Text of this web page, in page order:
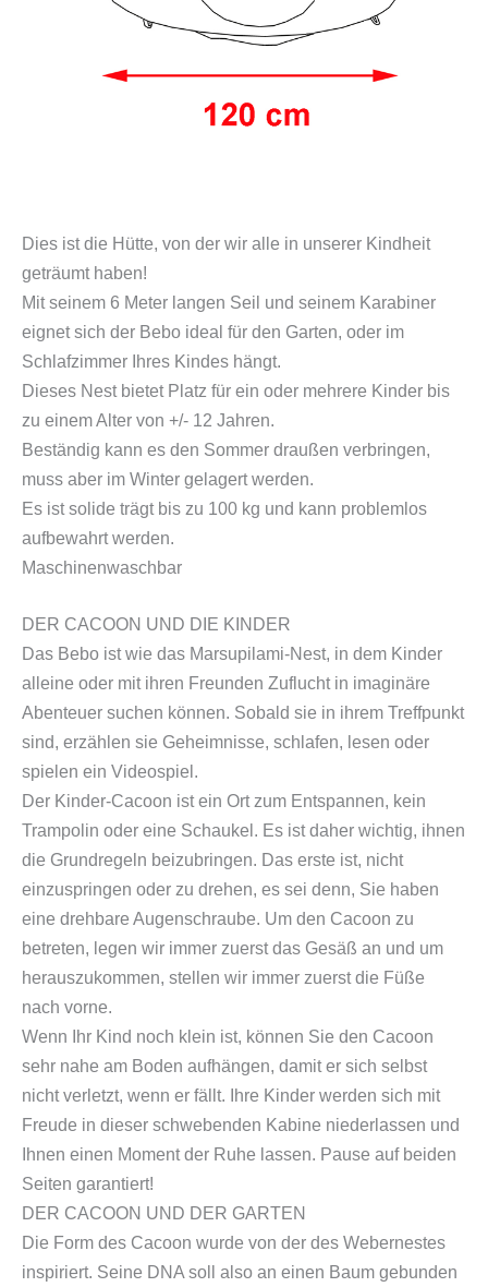
Dies ist die Hütte, von der wir alle in unserer Kindheit
geträumt haben!
Mit seinem 6 Meter langen Seil und seinem Karabiner
eignet sich der Bebo ideal für den Garten, oder im
Schlafzimmer Ihres Kindes hängt.
Dieses Nest bietet Platz für ein oder mehrere Kinder bis
zu einem Alter von +/- 12 Jahren.
Beständig kann es den Sommer draußen verbringen,
muss aber im Winter gelagert werden.
Es ist solide trägt bis zu 100 kg und kann problemlos
aufbewahrt werden.
Maschinenwaschbar
DER CACOON UND DIE KINDER
Das Bebo ist wie das Marsupilami-Nest, in dem Kinder
alleine oder mit ihren Freunden Zuflucht in imaginäre
Abenteuer suchen können. Sobald sie in ihrem Treffpunkt
sind, erzählen sie Geheimnisse, schlafen, lesen oder
spielen ein Videospiel.
Der Kinder-Cacoon ist ein Ort zum Entspannen, kein
Trampolin oder eine Schaukel. Es ist daher wichtig, ihnen
die Grundregeln beizubringen. Das erste ist, nicht
einzuspringen oder zu drehen, es sei denn, Sie haben
eine drehbare Augenschraube. Um den Cacoon zu
betreten, legen wir immer zuerst das Gesäß an und um
herauszukommen, stellen wir immer zuerst die Füße
nach vorne.
Wenn Ihr Kind noch klein ist, können Sie den Cacoon
sehr nahe am Boden aufhängen, damit er sich selbst
nicht verletzt, wenn er fällt. Ihre Kinder werden sich mit
Freude in dieser schwebenden Kabine niederlassen und
Ihnen einen Moment der Ruhe lassen. Pause auf beiden
Seiten garantiert!
DER CACOON UND DER GARTEN
Die Form des Cacoon wurde von der des Webernestes
inspiriert. Seine DNA soll also an einen Baum gebunden